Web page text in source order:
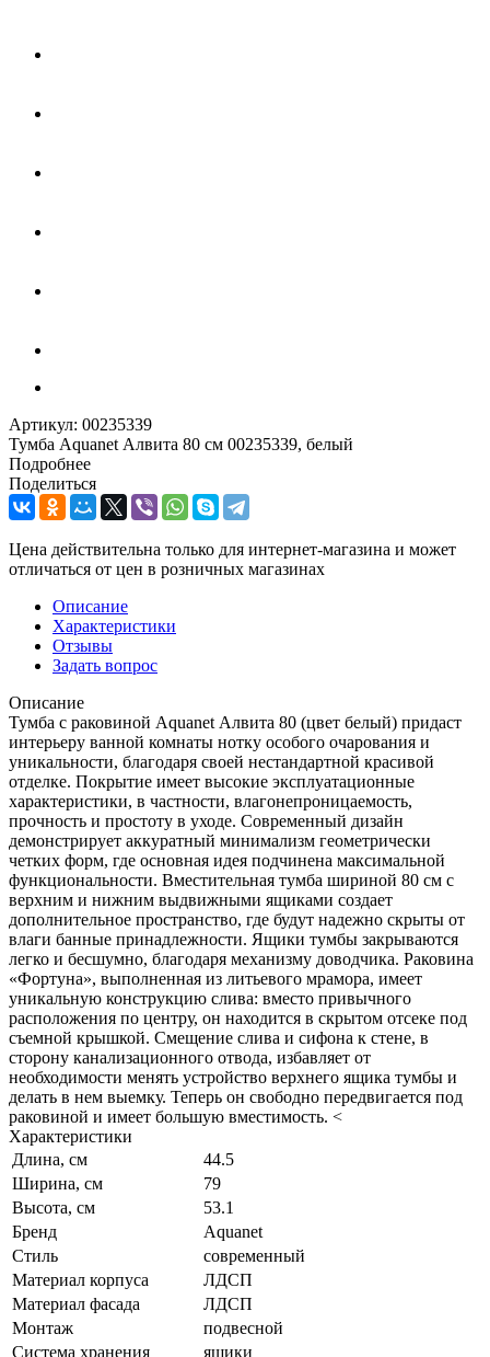
Артикул: 00235339
Тумба Aquanet Алвита 80 см 00235339, белый
Подробнее
Поделиться
Цена действительна только для интернет-магазина и может
отличаться от цен в розничных магазинах
Описание
Характеристики
Отзывы
Задать вопрос
Описание
Тумба с раковиной Aquanet Алвита 80 (цвет белый) придаст
интерьеру ванной комнаты нотку особого очарования и
уникальности, благодаря своей нестандартной красивой
отделке. Покрытие имеет высокие эксплуатационные
характеристики, в частности, влагонепроницаемость,
прочность и простоту в уходе. Современный дизайн
демонстрирует аккуратный минимализм геометрически
четких форм, где основная идея подчинена максимальной
функциональности. Вместительная тумба шириной 80 см с
верхним и нижним выдвижными ящиками создает
дополнительное пространство, где будут надежно скрыты от
влаги банные принадлежности. Ящики тумбы закрываются
легко и бесшумно, благодаря механизму доводчика. Раковина
«Фортуна», выполненная из литьевого мрамора, имеет
уникальную конструкцию слива: вместо привычного
расположения по центру, он находится в скрытом отсеке под
съемной крышкой. Смещение слива и сифона к стене, в
сторону канализационного отвода, избавляет от
необходимости менять устройство верхнего ящика тумбы и
делать в нем выемку. Теперь он свободно передвигается под
раковиной и имеет большую вместимость. <
Характеристики
Длина, см
44.5
Ширина, см
79
Высота, см
53.1
Бренд
Aquanet
Стиль
современный
Материал корпуса
ЛДСП
Материал фасада
ЛДСП
Монтаж
подвесной
Система хранения
ящики